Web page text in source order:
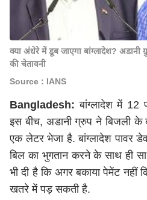
क्या अंधेरे में डूब जाएगा बांग्लादेश? अडानी
की चेतावनी
Source : IANS
Bangladesh: बांग्लादेश में 12
इस बीच, अडानी ग्रुप ने बिजली के
एक लेटर भेजा है. बांग्लादेश पावर
बिल का भुगतान करने के साथ ही
भी दी है कि अगर बकाया पेमेंट नहीं
खतरे में पड़ सकती है.